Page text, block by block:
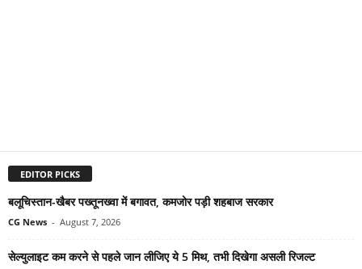
EDITOR PICKS
बलूचिस्तान-खैबर पख्तूनख्वा में बगावत, कमजोर पड़ी शहबाज सरकार
CG News - August 7, 2026
सेल्युलाइट कम करने से पहले जान लीजिए ये 5 मिथ, तभी दिखेगा असली रिजल्ट